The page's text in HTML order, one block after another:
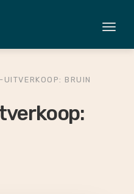
BRUIN